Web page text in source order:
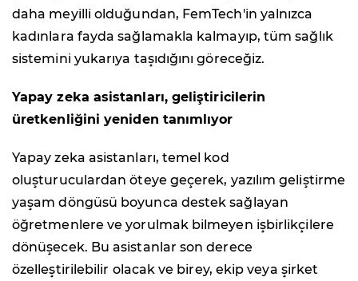
daha meyilli olduğundan, FemTech'in yalnızca
kadınlara fayda sağlamakla kalmayıp, tüm sağlık
sistemini yukarıya taşıdığını göreceğiz.
Yapay zeka asistanları, geliştiricilerin
üretkenliğini yeniden tanımlıyor
Yapay zeka asistanları, temel kod
oluşturuculardan öteye geçerek, yazılım geliştirme
yaşam döngüsü boyunca destek sağlayan
öğretmenlere ve yorulmak bilmeyen işbirlikçilere
dönüşecek. Bu asistanlar son derece
özelleştirilebilir olacak ve birey, ekip veya şirket